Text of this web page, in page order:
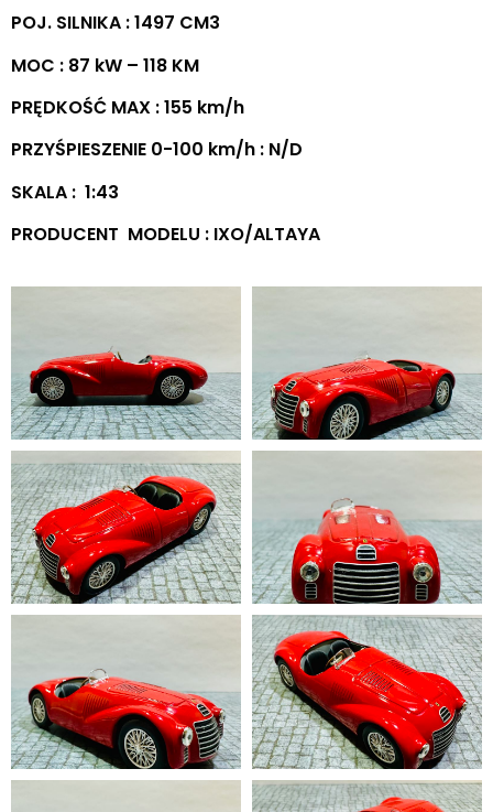
POJ. SILNIKA : 1497 CM3
MOC : 87 kW – 118 KM
PRĘDKOŚĆ MAX : 155 km/h
PRZYŚPIESZENIE 0-100 km/h : N/D
SKALA : 1:43
PRODUCENT MODELU : IXO/ALTAYA